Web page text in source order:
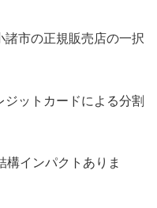
諸市の正規販売店の一択
ットカードによる分割
構インパクトありま